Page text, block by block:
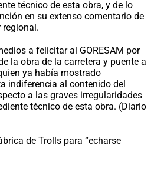
técnico de esta obra, y de lo
en su extenso comentario de
a felicitar al GORESAM por
la obra de la carretera y puente a
ya había mostrado
indiferencia al contenido del
a las graves irregularidades
técnico de esta obra. (Diario
de Trolls para “echarse